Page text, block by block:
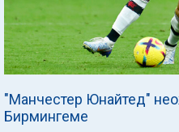
"Манчестер Юнайтед"
Бирмингеме